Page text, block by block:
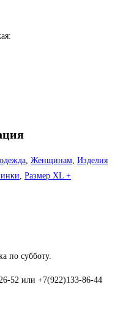
, Женщинам, Изделия
, Размер XL +
по субботу.
52 или +7(922)133-86-44